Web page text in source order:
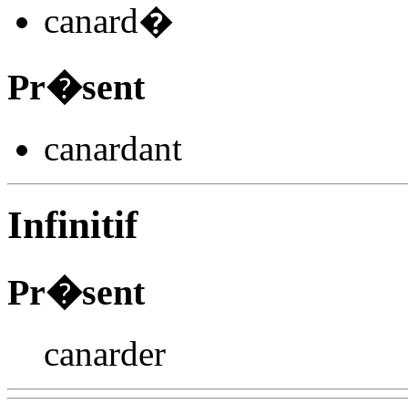
canard�
Pr�sent
canardant
Infinitif
Pr�sent
canarder